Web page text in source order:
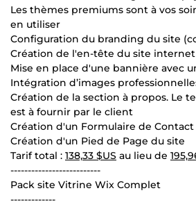
Les thèmes premiums sont à vos
en utiliser
Configuration du branding du site
Création de l'en-tête du site
Mise en place d'une bannière avec
Intégration d’images
Création de la section à propos. Le
est à fournir par le client
Création d'un Formulaire de Contact
Création d'un Pied de Page du site
Tarif total : 138,33 $US au lieu de
--------------------------
Pack site Vitrine Wix Complet
-------------